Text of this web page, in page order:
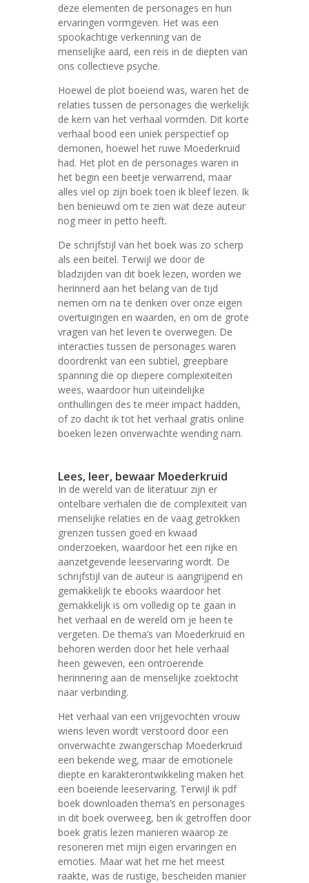
deze elementen de personages en hun
ervaringen vormgeven. Het was een
spookachtige verkenning van de
menselijke aard, een reis in de diepten van
ons collectieve psyche.
Hoewel de plot boeiend was, waren het de
relaties tussen de personages die werkelijk
de kern van het verhaal vormden. Dit korte
verhaal bood een uniek perspectief op
demonen, hoewel het ruwe Moederkruid
had. Het plot en de personages waren in
het begin een beetje verwarrend, maar
alles viel op zijn boek toen ik bleef lezen. Ik
ben benieuwd om te zien wat deze auteur
nog meer in petto heeft.
De schrijfstijl van het boek was zo scherp
als een beitel. Terwijl we door de
bladzijden van dit boek lezen, worden we
herinnerd aan het belang van de tijd
nemen om na te denken over onze eigen
overtuigingen en waarden, en om de grote
vragen van het leven te overwegen. De
interacties tussen de personages waren
doordrenkt van een subtiel, greepbare
spanning die op diepere complexiteiten
wees, waardoor hun uiteindelijke
onthullingen des te meer impact hadden,
of zo dacht ik tot het verhaal gratis online
boeken lezen onverwachte wending nam.
Lees, leer, bewaar Moederkruid
In de wereld van de literatuur zijn er
ontelbare verhalen die de complexiteit van
menselijke relaties en de vaag getrokken
grenzen tussen goed en kwaad
onderzoeken, waardoor het een rijke en
aanzetgevende leeservaring wordt. De
schrijfstijl van de auteur is aangrijpend en
gemakkelijk te ebooks waardoor het
gemakkelijk is om volledig op te gaan in
het verhaal en de wereld om je heen te
vergeten. De thema’s van Moederkruid en
behoren werden door het hele verhaal
heen geweven, een ontroerende
herinnering aan de menselijke zoektocht
naar verbinding.
Het verhaal van een vrijgevochten vrouw
wiens leven wordt verstoord door een
onverwachte zwangerschap Moederkruid
een bekende weg, maar de emotionele
diepte en karakterontwikkeling maken het
een boeiende leeservaring. Terwijl ik pdf
boek downloaden thema’s en personages
in dit boek overweeg, ben ik getroffen door
boek gratis lezen manieren waarop ze
resoneren met mijn eigen ervaringen en
emoties. Maar wat het me het meest
raakte, was de rustige, bescheiden manier